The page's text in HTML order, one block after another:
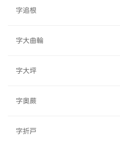
字追根
字大曲輪
字大坪
字奥蕨
字折戸